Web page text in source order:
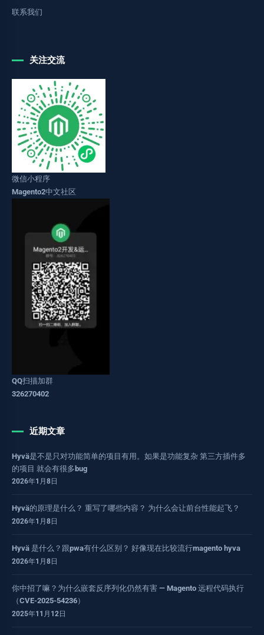
联系我们
关注交流
微信小程序
Magento2中文社区
QQ扫描加群
326270402
近期文章
Hyvä是不是只对功能简单的项目有用。如果是功能复杂 第三方插件多
的项目 就会有很多bug
2026年1月8日
Hyvä的原理是什么？ 重写了哪些内容？ 为什么会让前台性能起飞？
2026年1月8日
Hyvä 是什么？跟pwa有什么区别？ 好像现在比较流行magento hyva
2026年1月8日
你中招了嘛？为什么嵌套反序列化仍然有害 — Magento 远程代码执行
（CVE-2025-54236）
2025年11月12日